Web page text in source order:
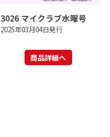
3026 マイクラブ水曜号
2025年03月04日発行
商品詳細へ